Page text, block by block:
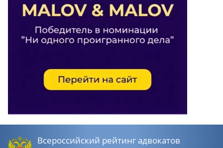
Всероссийский рейтинг адвокатов